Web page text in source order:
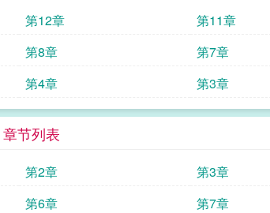
第12章 第11章
第8章 第7章
第4章 第3章
章节列表
第2章 第3章
第6章 第7章